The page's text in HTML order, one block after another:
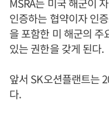
인증하는 협약이자 인
을 포함한 미 해군의 주
있는 권한을 갖게 된다.
앞서 SK오션플랜트는
다.